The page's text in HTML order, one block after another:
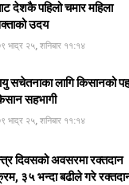
देशकै पहिलो चमार महिला
उदय
भाद्र २५, शनिबार ११:१४
सचेतनाका लागि किसानको
सहभागी
भाद्र २५, शनिबार ११:१४
दिवसको अवसरमा रक्तदान
३५ भन्दा बढीले गरे